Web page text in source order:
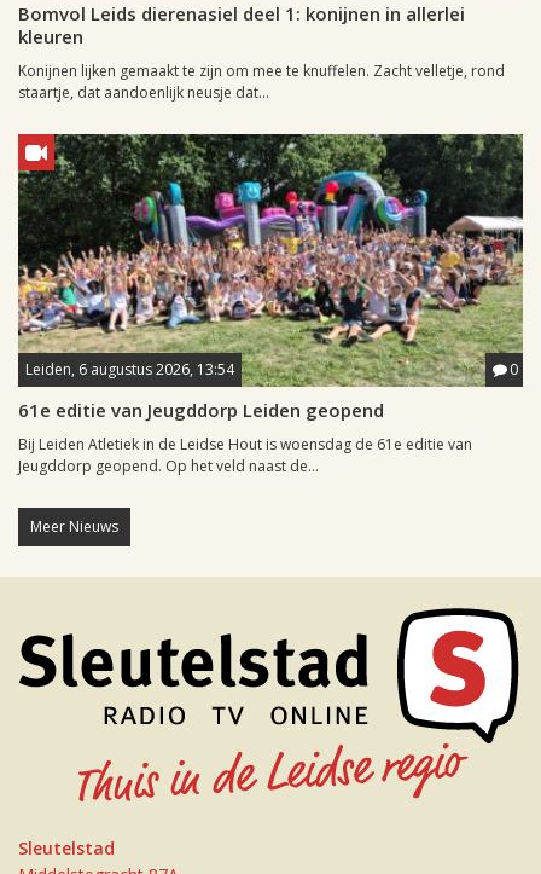
Bomvol Leids dierenasiel deel 1: konijnen in allerlei
kleuren
Konijnen lijken gemaakt te zijn om mee te knuffelen. Zacht velletje, rond
staartje, dat aandoenlijk neusje dat...
Leiden, 6 augustus 2026, 13:54 0
61e editie van Jeugddorp Leiden geopend
Bij Leiden Atletiek in de Leidse Hout is woensdag de 61e editie van
Jeugddorp geopend. Op het veld naast de...
Meer Nieuws
Sleutelstad